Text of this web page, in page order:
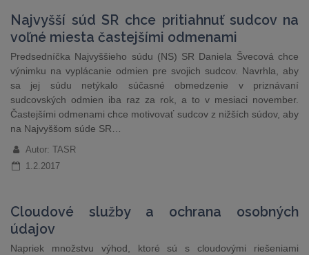
Najvyšší súd SR chce pritiahnuť sudcov na
voľné miesta častejšími odmenami
Predsedníčka Najvyššieho súdu (NS) SR Daniela Švecová chce
výnimku na vyplácanie odmien pre svojich sudcov. Navrhla, aby
sa jej súdu netýkalo súčasné obmedzenie v priznávaní
sudcovských odmien iba raz za rok, a to v mesiaci november.
Častejšími odmenami chce motivovať sudcov z nižších súdov, aby
na Najvyššom súde SR…
Autor: TASR
1.2.2017
Cloudové služby a ochrana osobných
údajov
Napriek množstvu výhod, ktoré sú s cloudovými riešeniami